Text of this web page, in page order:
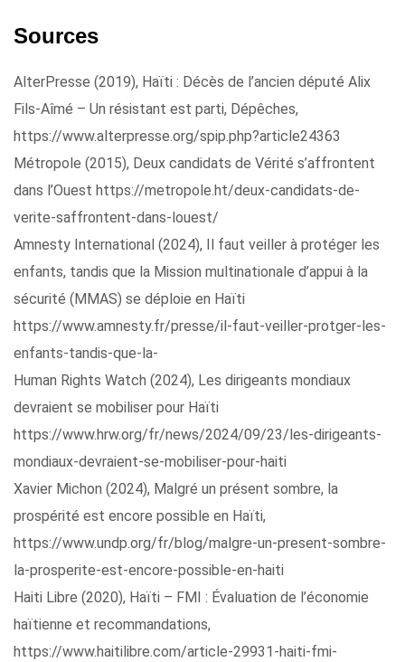
Sources
AlterPresse (2019), Haïti : Décès de l’ancien député Alix
Fils-Aîmé – Un résistant est parti, Dépêches,
https://www.alterpresse.org/spip.php?article24363
Métropole (2015), Deux candidats de Vérité s’affrontent
dans l’Ouest https://metropole.ht/deux-candidats-de-
verite-saffrontent-dans-louest/
Amnesty International (2024), Il faut veiller à protéger les
enfants, tandis que la Mission multinationale d’appui à la
sécurité (MMAS) se déploie en Haïti
https://www.amnesty.fr/presse/il-faut-veiller-protger-les-
enfants-tandis-que-la-
Human Rights Watch (2024), Les dirigeants mondiaux
devraient se mobiliser pour Haïti
https://www.hrw.org/fr/news/2024/09/23/les-dirigeants-
mondiaux-devraient-se-mobiliser-pour-haiti
Xavier Michon (2024), Malgré un présent sombre, la
prospérité est encore possible en Haïti,
https://www.undp.org/fr/blog/malgre-un-present-sombre-
la-prosperite-est-encore-possible-en-haiti
Haiti Libre (2020), Haïti – FMI : Évaluation de l’économie
haïtienne et recommandations,
https://www.haitilibre.com/article-29931-haiti-fmi-